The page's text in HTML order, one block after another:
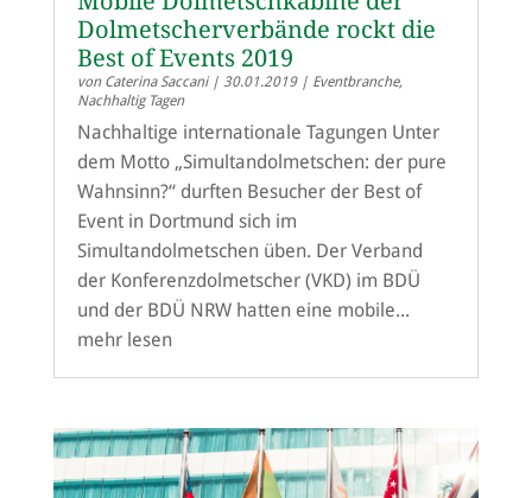
Dolmetscherverbände rockt die
Best of Events 2019
von Caterina Saccani| 30.01.2019| Eventbranche,
Nachhaltig Tagen
Nachhaltige internationale Tagungen Unter
dem Motto „Simultandolmetschen: der pure
Wahnsinn?“ durften Besucher der Best of
Event in Dortmund sich im
Simultandolmetschen üben. Der Verband
der Konferenzdolmetscher (VKD) im BDÜ
und der BDÜ NRW hatten eine mobile...
mehr lesen